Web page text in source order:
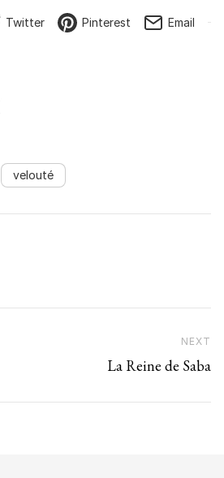
Twitter Pinterest Email
velouté
NEXT
La Reine de Saba